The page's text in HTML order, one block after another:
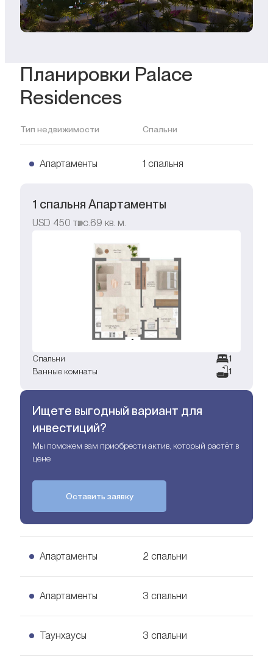
Планировки Palace
Residences
Тип недвижимости Спальни
Апартаменты 1 спальня
1 спальня Апартаменты
USD 450 тыс.69 кв. м.
Спальни
1
Ванные комнаты
1
Ищете выгодный вариант для
инвестиций?
Мы поможем вам приобрести актив, который растёт в
цене
Оставить заявку
Апартаменты 2 спальни
2 спальни Апартаменты
Узнать цену122 кв. м.
Апартаменты 3 спальни
3 спальни Апартаменты
Узнать цену169 кв. м.
Таунхаусы 3 спальни